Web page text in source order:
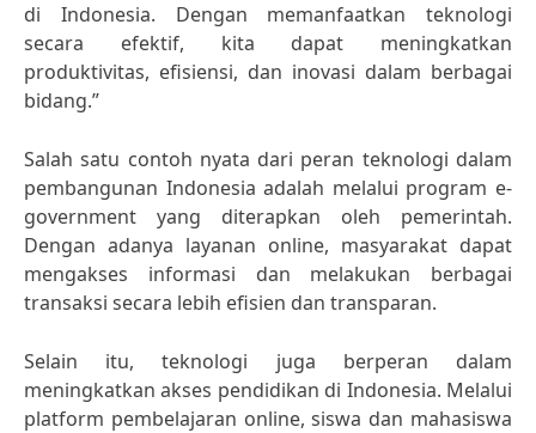
di Indonesia. Dengan memanfaatkan teknologi
secara efektif, kita dapat meningkatkan
produktivitas, efisiensi, dan inovasi dalam berbagai
bidang.”
Salah satu contoh nyata dari peran teknologi dalam
pembangunan Indonesia adalah melalui program e-
government yang diterapkan oleh pemerintah.
Dengan adanya layanan online, masyarakat dapat
mengakses informasi dan melakukan berbagai
transaksi secara lebih efisien dan transparan.
Selain itu, teknologi juga berperan dalam
meningkatkan akses pendidikan di Indonesia. Melalui
platform pembelajaran online, siswa dan mahasiswa